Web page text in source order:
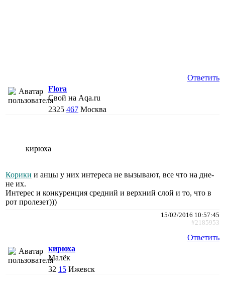
Ответить
Flora
Свой на Aqa.ru
2325 467 Москва
кирюха
Корики и анцы у них интереса не вызывают, все что на дне-
не их.
Интерес и конкуренция средний и верхний слой и то, что в
рот пролезет)))
15/02/2016 10:57:45
#2185953
Ответить
кирюха
Малёк
32 15 Ижевск